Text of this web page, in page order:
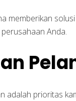
memberikan
Anda.
adalah prioritas